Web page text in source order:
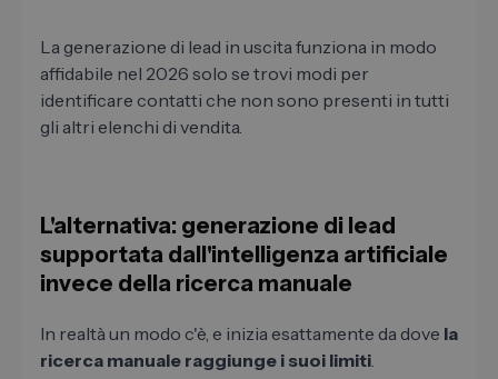
La generazione di lead in uscita funziona in modo
affidabile nel 2026 solo se trovi modi per
identificare contatti che non sono presenti in tutti
gli altri elenchi di vendita.
L'alternativa: generazione di lead
supportata dall'intelligenza artificiale
invece della ricerca manuale
In realtà un modo c'è, e inizia esattamente da dove la
ricerca manuale raggiunge i suoi limiti.